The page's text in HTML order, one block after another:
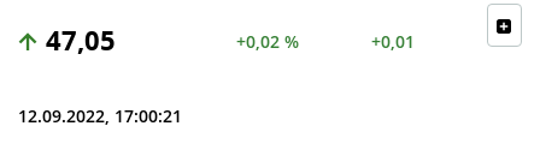
47,05 +0,02 % +0,01
12.09.2022, 17:00:21